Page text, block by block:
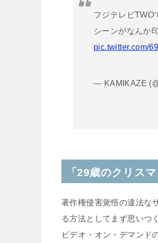
フジテレビTWO
シーンがなんか
pic.twitter.com/
— KAMIKAZE
「29歳のクリス
著作権侵害覚悟の違法な
る方法としてまず思いつ
ビデオ・オン・デマンド